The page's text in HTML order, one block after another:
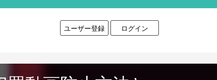
ユーザー登録 ログイン